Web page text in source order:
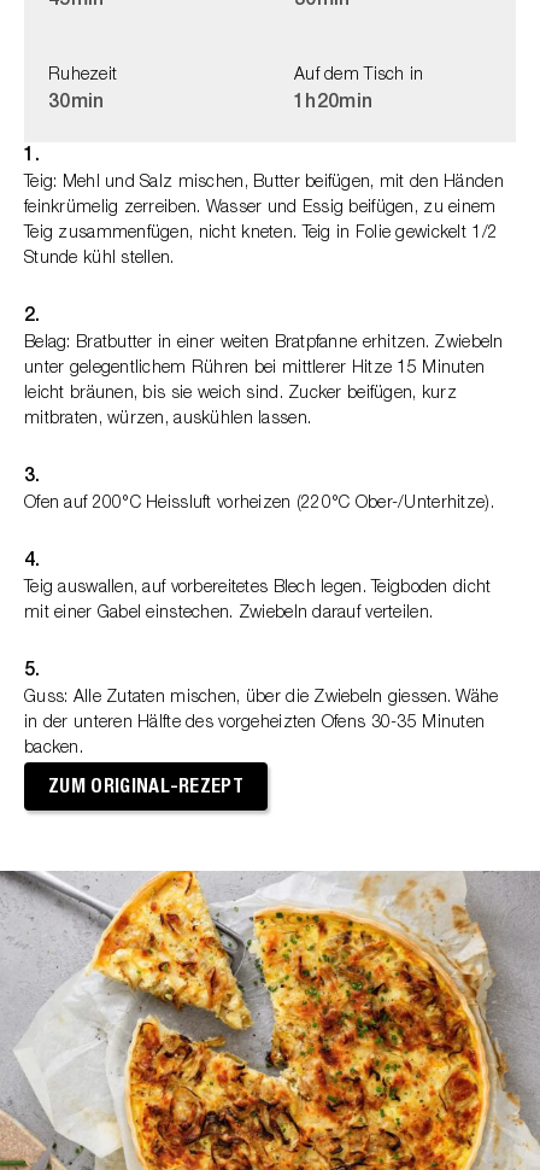
Ruhezeit
30min
Auf dem Tisch in
1h20min
1.
Teig: Mehl und Salz mischen, Butter beifügen, mit den Händen
feinkrümelig zerreiben. Wasser und Essig beifügen, zu einem
Teig zusammenfügen, nicht kneten. Teig in Folie gewickelt 1/2
Stunde kühl stellen.
2.
Belag: Bratbutter in einer weiten Bratpfanne erhitzen. Zwiebeln
unter gelegentlichem Rühren bei mittlerer Hitze 15 Minuten
leicht bräunen, bis sie weich sind. Zucker beifügen, kurz
mitbraten, würzen, auskühlen lassen.
3.
Ofen auf 200°C Heissluft vorheizen (220°C Ober-/Unterhitze).
4.
Teig auswallen, auf vorbereitetes Blech legen. Teigboden dicht
mit einer Gabel einstechen. Zwiebeln darauf verteilen.
5.
Guss: Alle Zutaten mischen, über die Zwiebeln giessen. Wähe
in der unteren Hälfte des vorgeheizten Ofens 30-35 Minuten
backen.
ZUM ORIGINAL-REZEPT